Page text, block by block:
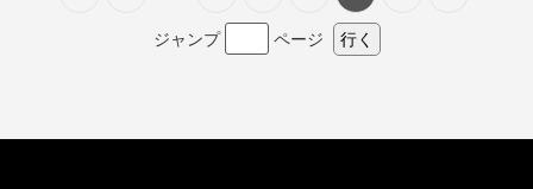
新エネルギーシャフトは風力、太陽光、水力など
ジャンプ ページ 行く